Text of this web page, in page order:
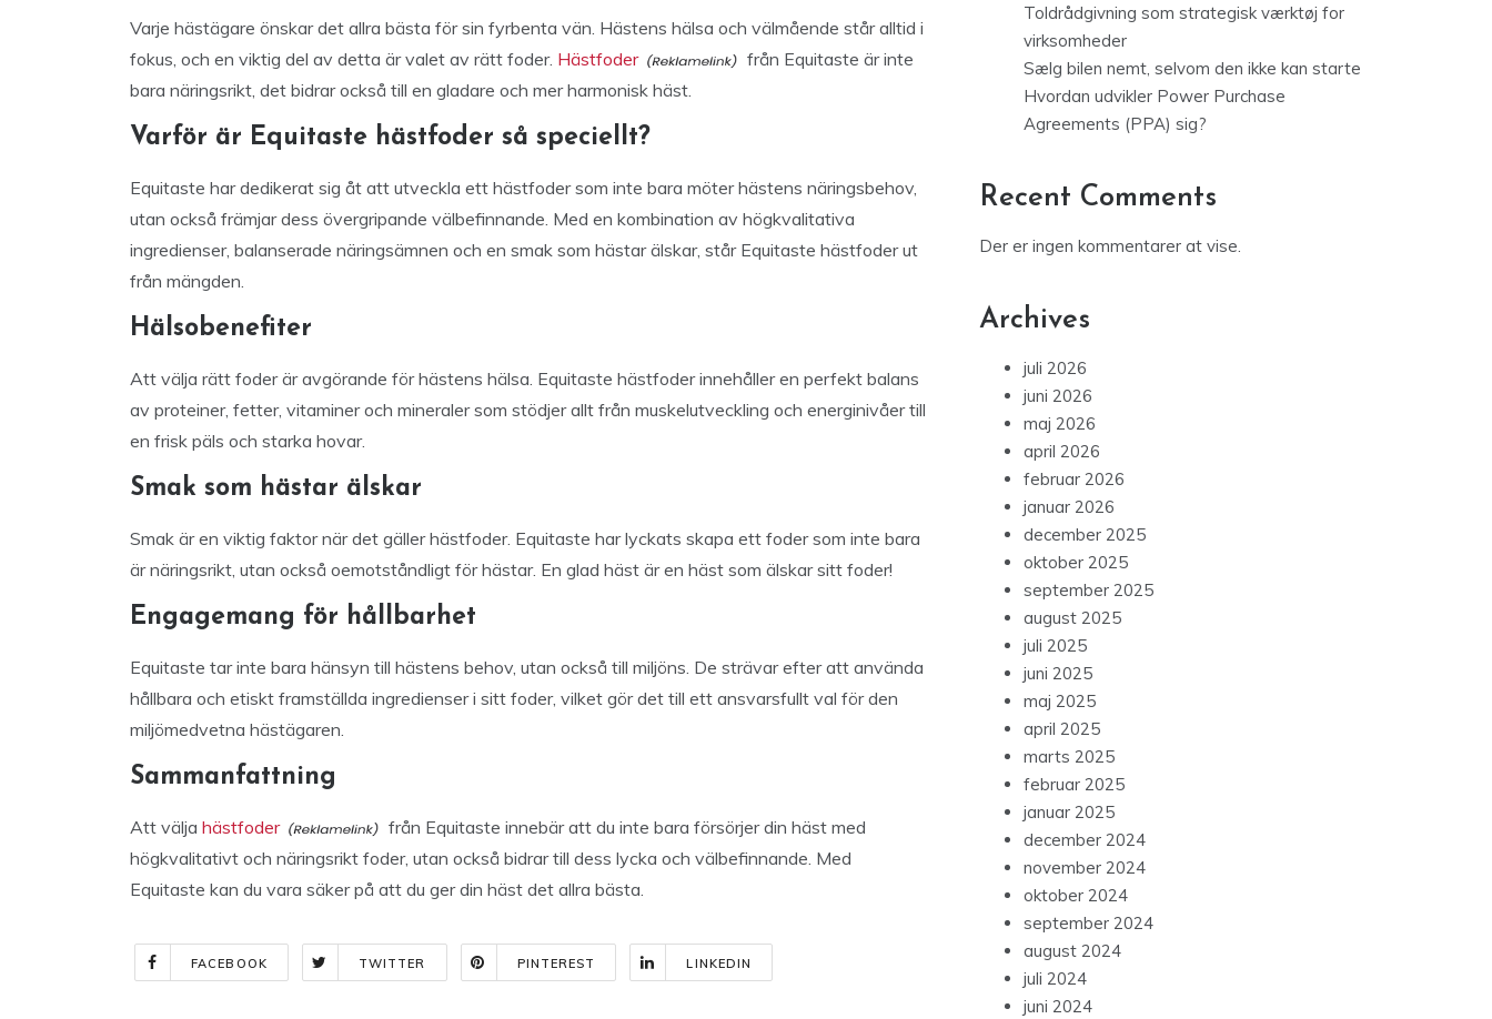
Varje hästägare önskar det allra bästa för sin fyrbenta vän. Hästens hälsa och välmående står alltid i
fokus, och en viktig del av detta är valet av rätt foder. Hästfoder
från Equitaste är inte
bara näringsrikt, det bidrar också till en gladare och mer harmonisk häst.
Varför är Equitaste hästfoder så speciellt?
Equitaste har dedikerat sig åt att utveckla ett hästfoder som inte bara möter hästens näringsbehov,
utan också främjar dess övergripande välbefinnande. Med en kombination av högkvalitativa
ingredienser, balanserade näringsämnen och en smak som hästar älskar, står Equitaste hästfoder ut
från mängden.
Hälsobenefiter
Att välja rätt foder är avgörande för hästens hälsa. Equitaste hästfoder innehåller en perfekt balans
av proteiner, fetter, vitaminer och mineraler som stödjer allt från muskelutveckling och energinivåer till
en frisk päls och starka hovar.
Smak som hästar älskar
Smak är en viktig faktor när det gäller hästfoder. Equitaste har lyckats skapa ett foder som inte bara
är näringsrikt, utan också oemotståndligt för hästar. En glad häst är en häst som älskar sitt foder!
Engagemang för hållbarhet
Equitaste tar inte bara hänsyn till hästens behov, utan också till miljöns. De strävar efter att använda
hållbara och etiskt framställda ingredienser i sitt foder, vilket gör det till ett ansvarsfullt val för den
miljömedvetna hästägaren.
Sammanfattning
Att välja hästfoder
från Equitaste innebär att du inte bara försörjer din häst med
högkvalitativt och näringsrikt foder, utan också bidrar till dess lycka och välbefinnande. Med
Equitaste kan du vara säker på att du ger din häst det allra bästa.
FACEBOOK TWITTER PINTEREST LINKEDIN
Toldrådgivning som strategisk værktøj for
virksomheder
Sælg bilen nemt, selvom den ikke kan starte
Hvordan udvikler Power Purchase
Agreements (PPA) sig?
Recent Comments
Der er ingen kommentarer at vise.
Archives
juli 2026
juni 2026
maj 2026
april 2026
februar 2026
januar 2026
december 2025
oktober 2025
september 2025
august 2025
juli 2025
juni 2025
maj 2025
april 2025
marts 2025
februar 2025
januar 2025
december 2024
november 2024
oktober 2024
september 2024
august 2024
juli 2024
juni 2024